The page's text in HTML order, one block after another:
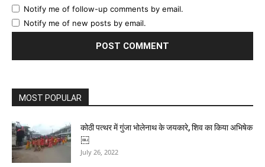
Notify me of follow-up comments by email.
Notify me of new posts by email.
MOST POPULAR
कोठी पत्थर में गुंजा भोलेनाथ के जयकारे, शिव का किया अभिषेक
￼
July 26, 2022